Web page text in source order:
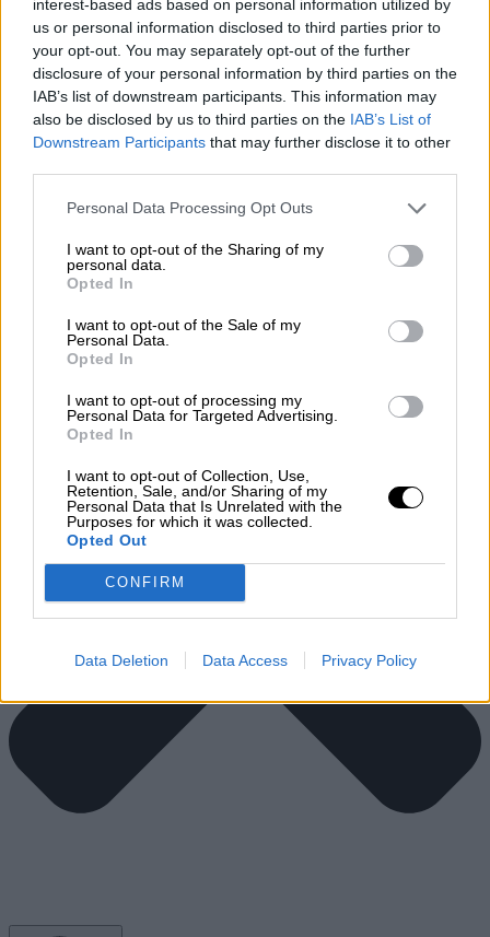
interest-based ads based on personal information utilized by
us or personal information disclosed to third parties prior to
your opt-out. You may separately opt-out of the further
disclosure of your personal information by third parties on the
IAB’s list of downstream participants. This information may
also be disclosed by us to third parties on the IAB’s List of
Downstream Participants that may further disclose it to other
Personal Data Processing Opt Outs
I want to opt-out of the Sharing of my
personal data.
Opted In
I want to opt-out of the Sale of my
Personal Data.
Opted In
I want to opt-out of processing my
Personal Data for Targeted Advertising.
Opted In
I want to opt-out of Collection, Use,
Retention, Sale, and/or Sharing of my
Personal Data that Is Unrelated with the
Purposes for which it was collected.
Opted Out
CONFIRM
Data Deletion Data Access Privacy Policy
Open Εταιρεία
Η Εταιρεία μας
Το Δίκτυό μας
Τα καταστήματά μας
B2B
Blog
ΚΑΡΙΕΡΑ